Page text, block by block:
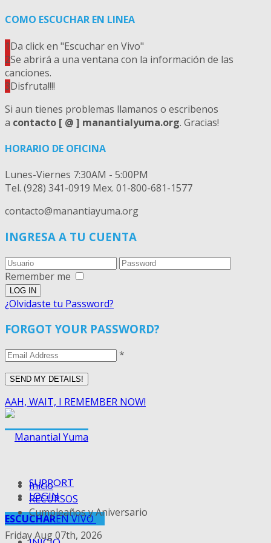
COMO ESCUCHAR EN LINEA
1Da click en "Escuchar en Vivo"
2Se abrirá a una ventana con la información de las
canciones.
3Disfruta!!!!
Si aun tienes problemas llamanos o escribenos
a contacto [ @ ] manantialyuma.org. Gracias!
HORARIO DE OFICINA
Lunes-Viernes 7:30AM - 5:00PM
Tel. (928) 341-0919 Mex. 01-800-681-1577
contacto@manantiayuma.org
INGRESA A TU CUENTA
Remember me
¿Olvidaste tu Password?
FORGOT YOUR PASSWORD?
*
AAH, WAIT, I REMEMBER NOW!
SUPPORT
LOGIN
ESCUCHAREN VIVO
Inicio
RECURSOS
Cumpleaños y Aniversario
Friday Aug 07th, 2026